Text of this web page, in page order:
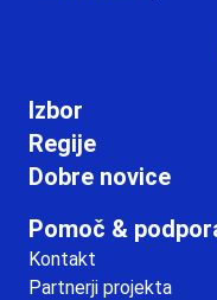
Izbor
Regije
Dobre novice
Pomoč &
Kontakt
Partnerji projekta